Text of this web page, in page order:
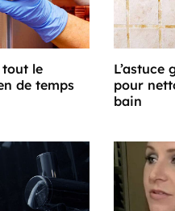
tout le
de temps
L’astuce
pour
bain